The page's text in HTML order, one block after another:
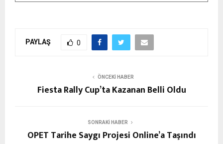
PAYLAŞ 0
ÖNCEKI HABER
Fiesta Rally Cup’ta Kazanan Belli Oldu
SONRAKI HABER
OPET Tarihe Saygı Projesi Online’a Taşındı